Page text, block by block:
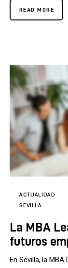
READ MORE
ACTUALIDAD
SEVILLA
La MBA
futuros
En Sevilla, la